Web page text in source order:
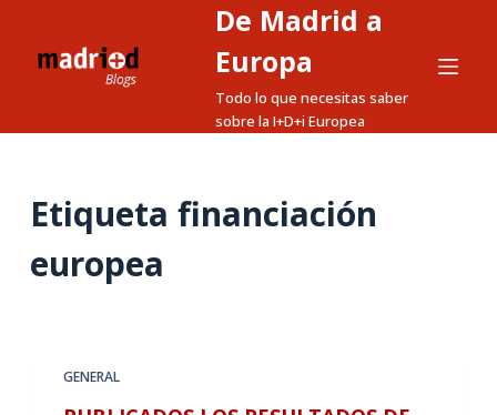
a
De Madrid a
Europa
Todo lo que necesitas saber
sobre la I+D+i Europea
Etiqueta financiación
europea
GENERAL